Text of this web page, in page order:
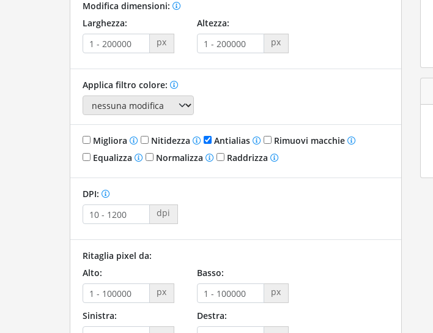
Modifica dimensioni:
Larghezza:
px
Altezza:
px
Applica filtro colore:
Migliora Nitidezza Antialias
Rimuovi macchie
Equalizza
Normalizza Raddrizza
DPI:
dpi
Ritaglia pixel da:
Alto:
px
Basso:
px
Sinistra:
Destra: